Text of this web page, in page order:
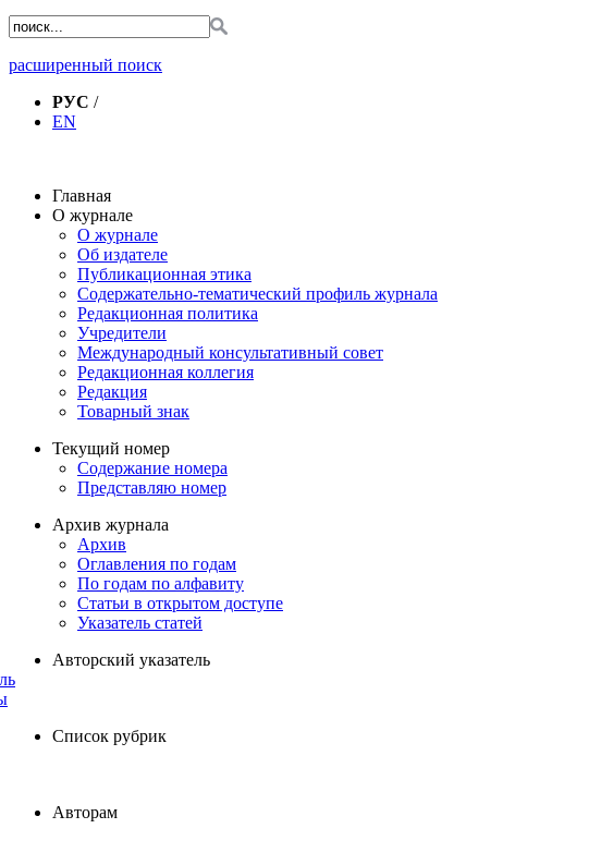
расширенный поиск
РУС /
EN
Главная
О журнале
О журнале
Об издателе
Публикационная этика
Содержательно-тематический профиль журнала
Редакционная политика
Учредители
Международный консультативный совет
Редакционная коллегия
Редакция
Товарный знак
Текущий номер
Содержание номера
Представляю номер
Архив журнала
Архив
Оглавления по годам
По годам по алфавиту
Статьи в открытом доступе
Указатель статей
Авторский указатель
Список рубрик
Авторам